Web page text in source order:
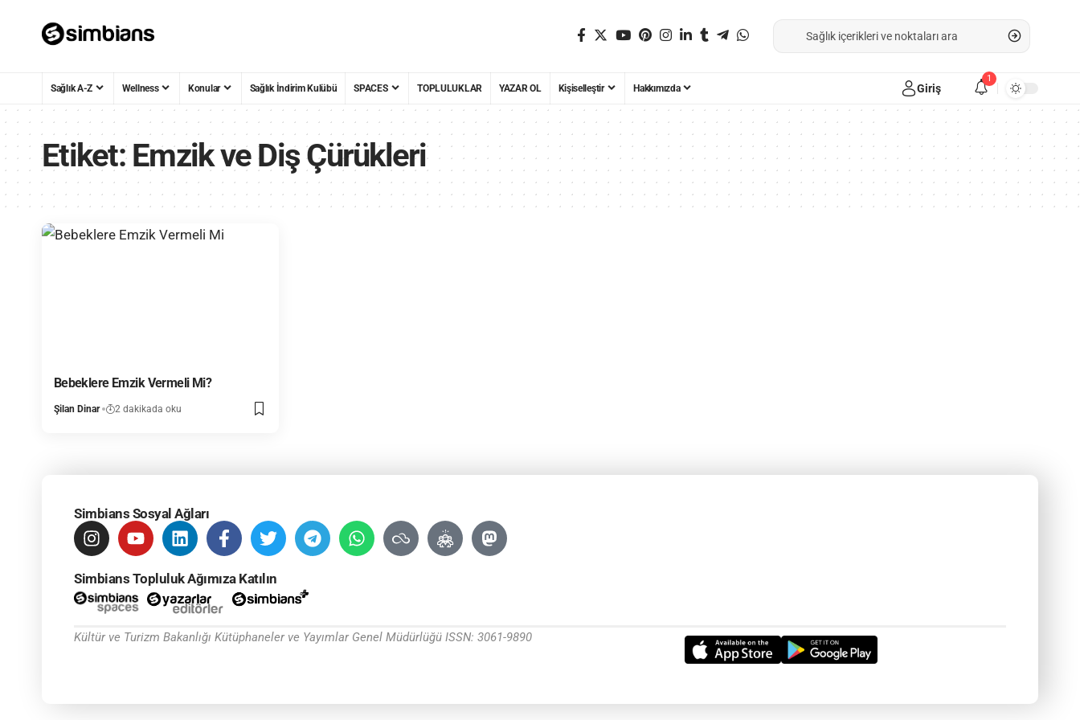
Sağlık A-Z Wellness Konular Sağlık İndirim Kulübü SPACES TOPLULUKLAR YAZAR OL Kişiselleştir Hakkımızda Giriş
1
Etiket:Emzik ve Diş Çürükleri
Bebeklere Emzik Vermeli Mi?
Şilan Dinar 2 dakikada oku
Simbians Sosyal Ağları
Simbians Topluluk Ağımıza Katılın
Kültür ve Turizm Bakanlığı Kütüphaneler ve Yayımlar Genel Müdürlüğü ISSN: 3061-9890